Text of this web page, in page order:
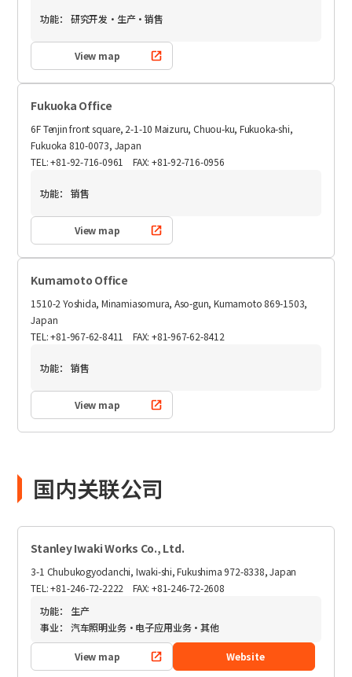
功能： 研究开发・生产・销售
View map
Fukuoka Office
6F Tenjin front square, 2-1-10 Maizuru, Chuou-ku, Fukuoka-shi,
Fukuoka 810-0073, Japan
TEL: +81-92-716-0961 FAX: +81-92-716-0956
功能： 销售
View map
Kumamoto Office
1510-2 Yoshida, Minamiasomura, Aso-gun, Kumamoto 869-1503,
Japan
TEL: +81-967-62-8411 FAX: +81-967-62-8412
功能： 销售
View map
国内关联公司
Stanley Iwaki Works Co., Ltd.
3-1 Chubukogyodanchi, Iwaki-shi, Fukushima 972-8338, Japan
TEL: +81-246-72-2222 FAX: +81-246-72-2608
功能：
生产
事业：
汽车照明业务・电子应用业务・其他
View map Website